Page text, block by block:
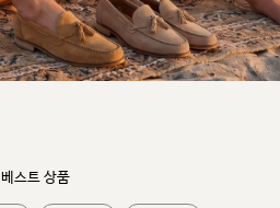
베스트 상품